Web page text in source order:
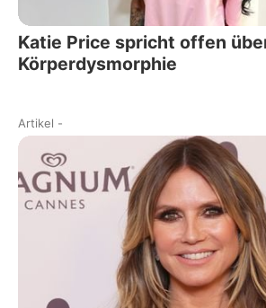
Katie Price spricht offen
Körperdysmorphie
Artikel -